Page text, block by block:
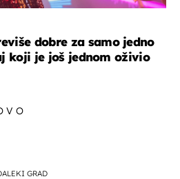
dobre za samo jedno
koji je još jednom oživio
GRAD